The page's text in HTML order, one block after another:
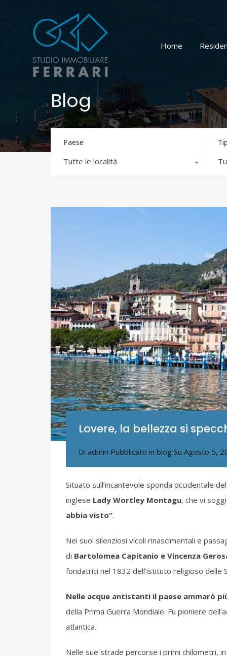
Home
Blog
Paese
Tutte le località
Lovere, la bellezza si
Di admin Pubblicato in blog Su Agosto 5,
Situato sull’incantevole sponda occidentale
inglese Lady Wortley Montagu, che vi
abbia visto”.
Nei suoi silenziosi vicoli rinascimentali e
di Bartolomea Capitanio e Vincenza
fondatrici nel 1832 dell’istituto religioso delle
Nelle acque antistanti il paese ammarò
della Prima Guerra Mondiale. Fu pioniere
atlantica.
Nelle sue strade percorse i primi chilometri,